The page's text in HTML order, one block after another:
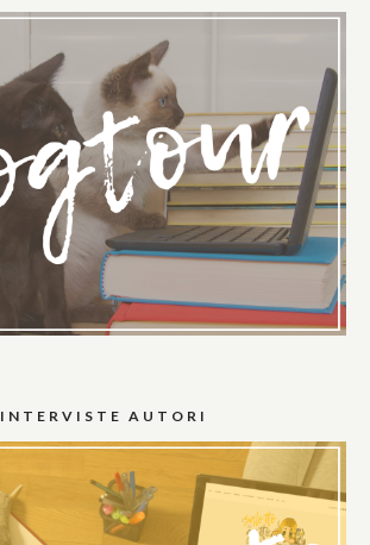
INTERVISTE AUTORI